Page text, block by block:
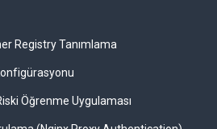
Registry Tanımlama
Öğrenme Uygulaması